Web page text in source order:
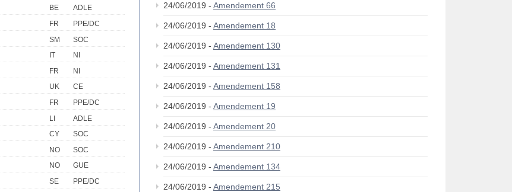
BE
ADLE
FR
PPE/DC
SM
SOC
IT
NI
FR
NI
UK
CE
FR
PPE/DC
LI
ADLE
CY
SOC
NO
SOC
NO
GUE
SE
PPE/DC
24/06/2019 - Amendement 66
24/06/2019 - Amendement 18
24/06/2019 - Amendement 130
24/06/2019 - Amendement 131
24/06/2019 - Amendement 158
24/06/2019 - Amendement 19
24/06/2019 - Amendement 20
24/06/2019 - Amendement 210
24/06/2019 - Amendement 134
24/06/2019 - Amendement 215